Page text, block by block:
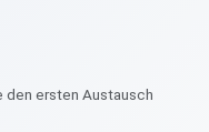
den ersten Austausch